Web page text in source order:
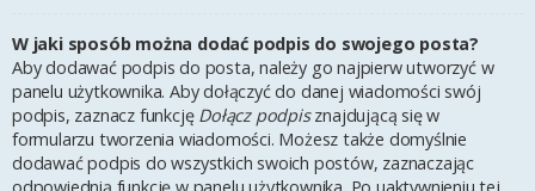
W jaki sposób można dodać podpis do swojego posta?
Aby dodawać podpis do posta, należy go najpierw utworzyć w
panelu użytkownika. Aby dołączyć do danej wiadomości swój
podpis, zaznacz funkcję Dołącz podpisznajdującą się w
formularzu tworzenia wiadomości. Możesz także domyślnie
dodawać podpis do wszystkich swoich postów, zaznaczając